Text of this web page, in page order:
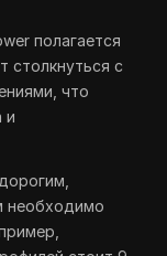
полагается
столкнуться с
что
и
необходимо